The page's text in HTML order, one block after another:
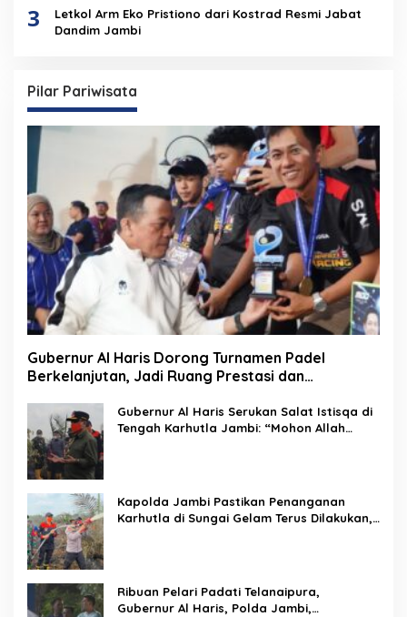
3
Letkol Arm Eko Pristiono dari Kostrad Resmi Jabat
Dandim Jambi
Pilar Pariwisata
Gubernur Al Haris Dorong Turnamen Padel
Berkelanjutan, Jadi Ruang Prestasi dan
Gubernur Al Haris Serukan Salat Istisqa di
Tengah Karhutla Jambi: “Mohon Allah
Kapolda Jambi Pastikan Penanganan
Karhutla di Sungai Gelam Terus Dilakukan,
Ribuan Pelari Padati Telanaipura,
Gubernur Al Haris, Polda Jambi,